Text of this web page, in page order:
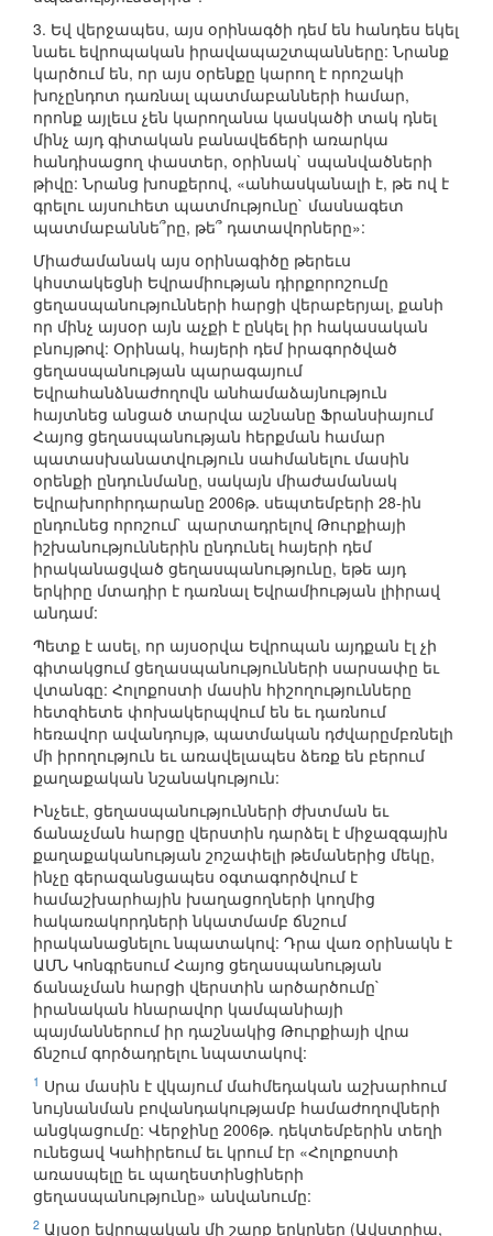
3. Եվ վերջապես, այս օրինագծի դեմ են հանդես եկել
նաեւ եվրոպական իրավապաշտպանները: Նրանք
կարծում են, որ այս օրենքը կարող է որոշակի
խոչընդոտ դառնալ պատմաբանների համար,
որոնք այլեւս չեն կարողանա կասկածի տակ դնել
մինչ այդ գիտական բանավեճերի առարկա
հանդիսացող փաստեր, օրինակ` սպանվածների
թիվը: Նրանց խոսքերով, «անհասկանալի է, թե ով է
գրելու այսուհետ պատմությունը` մասնագետ
պատմաբաննե՞րը, թե՞ դատավորները»:
Միաժամանակ այս օրինագիծը թերեւս
կհստակեցնի Եվրամիության դիրքորոշումը
ցեղասպանությունների հարցի վերաբերյալ, քանի
որ մինչ այսօր այն աչքի է ընկել իր հակասական
բնույթով: Օրինակ, հայերի դեմ իրագործված
ցեղասպանության պարագայում
Եվրահանձնաժողովն անհամաձայնություն
հայտնեց անցած տարվա աշնանը Ֆրանսիայում
Հայոց ցեղասպանության հերքման համար
պատասխանատվություն սահմանելու մասին
օրենքի ընդունմանը, սակայն միաժամանակ
Եվրախորհրդարանը 2006թ. սեպտեմբերի 28-ին
ընդունեց որոշում` պարտադրելով Թուրքիայի
իշխանություններին ընդունել հայերի դեմ
իրականացված ցեղասպանությունը, եթե այդ
երկիրը մտադիր է դառնալ Եվրամիության լիիրավ
անդամ:
Պետք է ասել, որ այսօրվա Եվրոպան այդքան էլ չի
գիտակցում ցեղասպանությունների սարսափը եւ
վտանգը: Հոլոքոստի մասին հիշողությունները
հետզհետե փոխակերպվում են եւ դառնում
հեռավոր ավանդույթ, պատմական դժվարըմբռնելի
մի իրողություն եւ առավելապես ձեռք են բերում
քաղաքական նշանակություն:
Ինչեւէ, ցեղասպանությունների ժխտման եւ
ճանաչման հարցը վերստին դարձել է միջազգային
քաղաքականության շոշափելի թեմաներից մեկը,
ինչը գերազանցապես օգտագործվում է
համաշխարհային խաղացողների կողմից
հակառակորդների նկատմամբ ճնշում
իրականացնելու նպատակով: Դրա վառ օրինակն է
ԱՄՆ Կոնգրեսում Հայոց ցեղասպանության
ճանաչման հարցի վերստին արծարծումը`
իրանական հնարավոր կամպանիայի
պայմաններում իր դաշնակից Թուրքիայի վրա
ճնշում գործադրելու նպատակով:
1 Սրա մասին է վկայում մահմեդական աշխարհում
նույնանման բովանդակությամբ համաժողովների
անցկացումը: Վերջինը 2006թ. դեկտեմբերին տեղի
ունեցավ Կահիրեում եւ կրում էր «Հոլոքոստի
առասպելը եւ պաղեստինցիների
ցեղասպանությունը» անվանումը:
2 Այսօր եվրոպական մի շարք երկրներ (Ավստրիա,